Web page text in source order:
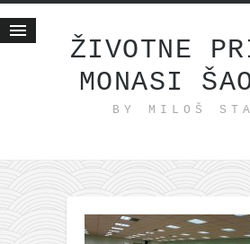
ŽIVOTNE
MONASI
BY MILOŠ
Životne priče
internet poslovanje
ishranom do zdravlja
moj haiku